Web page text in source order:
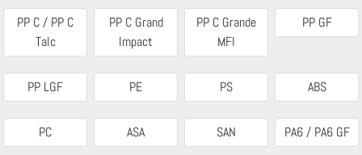
PP C / PP C
Talc
PP C Grand
Impact
PP C Grande
MFI
PP GF
PP LGF PE PS ABS
PC ASA SAN PA6 / PA6 GF